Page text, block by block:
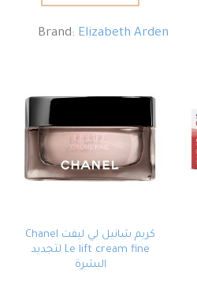
Brand: Elizabeth Arden
كريم شانيل لي ليفت Chanel
Le lift cream fine لتجديد
البشرة